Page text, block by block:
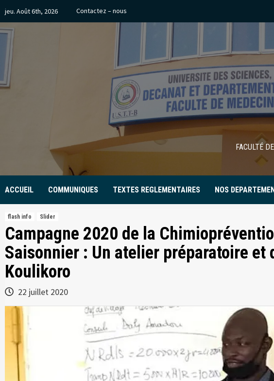
to
content
jeu. Août 6th, 2026 Contactez – nous
FACULTÉ
ACCUEIL COMMUNIQUES TEXTES REGLEMENTAIRES NOS
flash info Slider
Campagne 2020 de la
Saisonnier : Un atelier préparatoire et
Koulikoro
22 juillet 2020